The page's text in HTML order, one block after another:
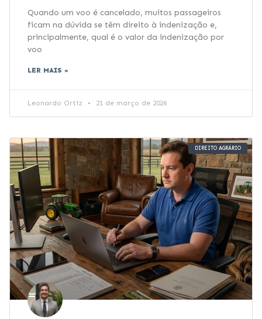
Quando um voo é cancelado, muitos passageiros
ficam na dúvida se têm direito à indenização e,
principalmente, qual é o valor da indenização por
voo
LER MAIS »
Leonardo Ortiz 21 de março de 2026
DIREITO AGRÁRIO